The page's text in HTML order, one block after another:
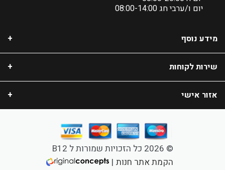
יום ו/ערבי חג 08:00-14:00
מידע נוסף
שירות לקוחות
אזור אישי
© 2026 כל הזכויות שמורות ל B12
הקמת אתר חנות |